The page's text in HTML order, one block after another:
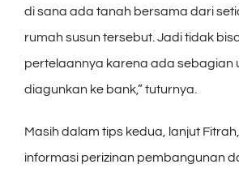
di sana ada tanah bersama dari
rumah susun tersebut. Jadi tidak
pertelaannya karena ada sebagian
diagunkan ke bank,” tuturnya.
Masih dalam tips kedua, lanjut
informasi perizinan pembangunan